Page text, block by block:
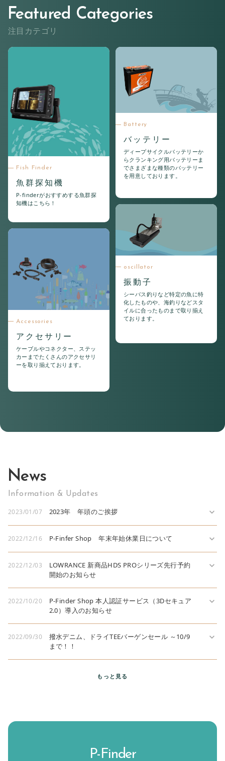
Featured Categories
注目カテゴリ
Fish Finder
魚群探知機
P-finderがおすすめする魚群探
知機はこちら！
Battery
バッテリー
ディープサイクルバッテリーか
らクランキング用バッテリーま
でさまざまな種類のバッテリー
を用意しております。
oscillator
振動子
シーバス釣りなど特定の魚に特
化したものや、海釣りなどスタ
イルに合ったものまで取り揃え
ております。
Accessories
アクセサリー
ケーブルやコネクター、ステッ
カーまでたくさんのアクセサリ
ーを取り揃えております。
News
Information & Updates
2023/01/07 2023年 年頭のご挨拶 expand_more
2022/12/16 P-Finfer Shop 年末年始休業日について expand_more
2022/12/03
LOWRANCE 新商品HDS PROシリーズ先行予約
開始のお知らせ
expand_more
2022/10/20
P-Finder Shop 本人認証サービス（3Dセキュア
2.0）導入のお知らせ
expand_more
2022/09/30
撥水デニム、ドライTEEバーゲンセール ～10/9
まで！！
expand_more
もっと見る
P-Finder